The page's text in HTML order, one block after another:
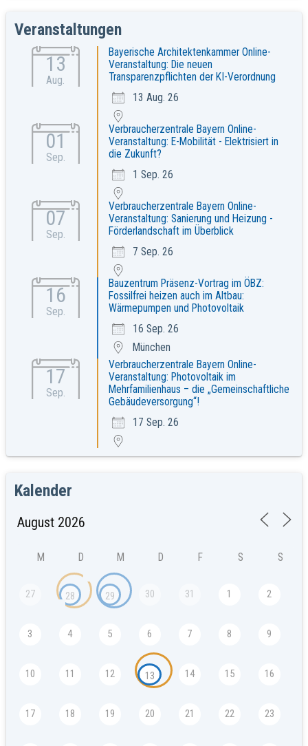
Veranstaltungen
13
Aug.
Bayerische Architektenkammer Online-
Veranstaltung: Die neuen
Transparenzpflichten der KI-Verordnung
13 Aug. 26
01
Sep.
Verbraucherzentrale Bayern Online-
Veranstaltung: E-Mobilität - Elektrisiert in
die Zukunft?
1 Sep. 26
07
Sep.
Verbraucherzentrale Bayern Online-
Veranstaltung: Sanierung und Heizung -
Förderlandschaft im Überblick
7 Sep. 26
16
Sep.
Bauzentrum Präsenz-Vortrag im ÖBZ:
Fossilfrei heizen auch im Altbau:
Wärmepumpen und Photovoltaik
16 Sep. 26
München
17
Sep.
Verbraucherzentrale Bayern Online-
Veranstaltung: Photovoltaik im
Mehrfamilienhaus – die „Gemeinschaftliche
Gebäudeversorgung“!
17 Sep. 26
Kalender
M D M D F S S
27 28 29 30 31 1 2
3 4 5 6 7 8 9
10 11 12 13 14 15 16
17 18 19 20 21 22 23